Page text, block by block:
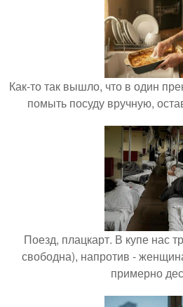
Как-то так вышло, что в один
помыть посуду вручную,
Поезд, плацкарт. В купе нас
свободна), напротив -
примерно